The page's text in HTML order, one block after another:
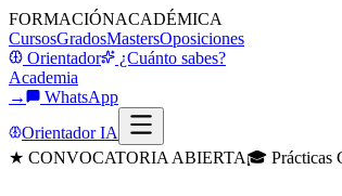
FORMACIÓNACADÉMICA
CursosGradosMastersOposiciones
Orientador
¿Cuánto sabes?
Academia
→
WhatsApp
Orientador IA
★ CONVOCATORIA ABIERTA🎓 Prácticas